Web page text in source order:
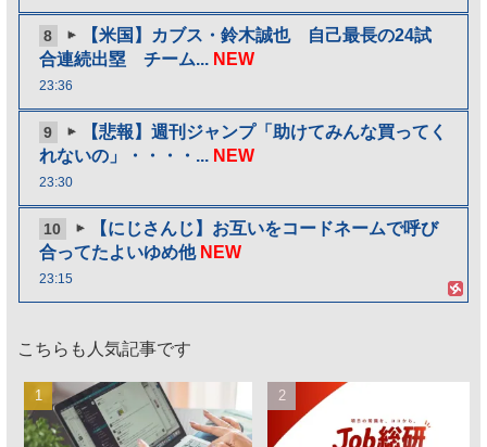
8
【米国】カブス・鈴木誠也 自己最長の24試
合連続出塁 チーム... NEW
23:36
9
【悲報】週刊ジャンプ「助けてみんな買ってく
れないの」・・・・... NEW
23:30
10
【にじさんじ】お互いをコードネームで呼び
合ってたよいゆめ他 NEW
23:15
こちらも人気記事です